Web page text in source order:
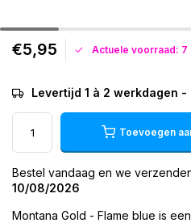
€5,95 Actuele voorraad: 7
Levertijd 1 à 2 werkdagen
Toevoegen
Bestel vandaag en we
10/08/2026
Montana Gold - Flame blue is